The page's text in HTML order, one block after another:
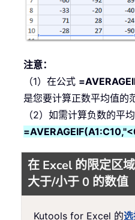
注意：
（1）在公式
是您要计算正数平均值的
（2）如需计算负数的平
在 Excel 的限定区
大于/小于 0 的数值
Kutools for Excel 的